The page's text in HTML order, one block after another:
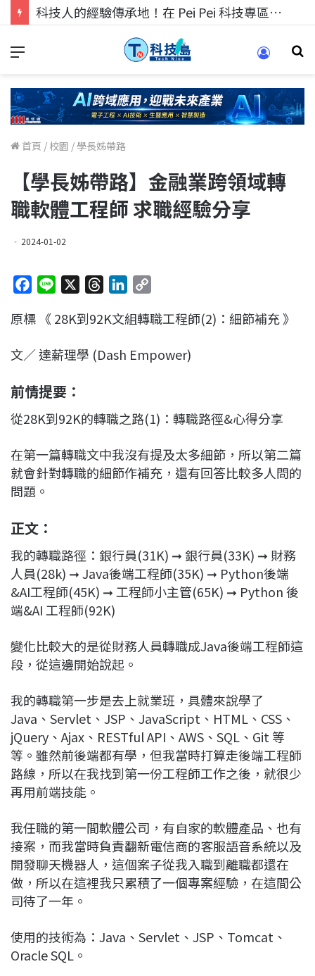
科技人找工作，就到TECH+ 科技專區!
首頁 / 校園 / 學長姊帶路
【學長姊帶路】金融業跨領域轉
職軟體工程師 求職經驗分享
2024-01-02
c
b
o
k
n
r
a
n
e
n
p
L
k
原標 《 28K到92K文組轉職工程師(2)：細節補充 》
文／ 達薪理學 (Dash Empower)
前情提要：
從28K到92K的轉職之路(1)：轉職路徑&心得分享
在第一篇轉職文中我沒有提及太多細節，所以第二篇
就會針對轉職的細節作補充，還有回答比較多人問的
問題。
正文：
我的轉職路徑：銀行員(31K) ➞ 銀行員(33K) ➞ 財務
人員(28k) ➞ Java後端工程師(35K) ➞ Python後端
&AI工程師(45K) ➞ 工程師小主管(65K) ➞ Python 後
端&AI 工程師(92K)
變化比較大的是從財務人員轉職成Java後端工程師這
段，從這邊開始說起。
我的轉職第一步是去上就業班，具體來說學了
Java、Servlet、JSP、JavaScript、HTML、CSS、
jQuery、Ajax、RESTful API、AWS、SQL、Git 等
等。雖然前後端都有學，但我當時打算走後端工程師
路線，所以在我找到第一份工程師工作之後，就很少
再用前端技能。
我任職的第一間軟體公司，有自家的軟體產品、也有
接案，而我當時負責翻新電信商的客服語音系統以及
開發聊天機器人，這個案子從我入職到離職都還在
做，所以在這裡我只累積了一個專案經驗，在這間公
司待了一年。
使用的技術為：Java、Servlet、JSP、Tomcat、
Oracle SQL。